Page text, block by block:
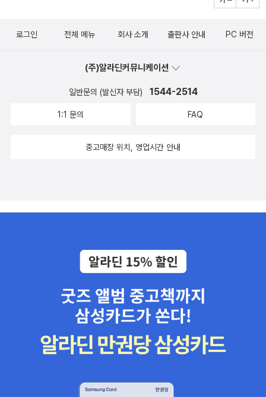
을 읽을때는 유태인의 시각에서 읽은것이 많았던것 같아요. 그런데
'책도둑'은 평화롭고 평범한 독일의 도시에서 나라의 정세에 따라 독
아요. 책을 끝내고 그 여운을 곱씹으면서, 영화를 찾아보았답니다.
먼저 읽고 영화를 봐서인지, 솔직히 영화보다 책이 훨씬 좋았답니다.
책을 읽을때는 웃고, 울어던 부분들이 영화에서는 못 느꼈기 때문인
라구요. 특히 제가 좋았던 부분들이 삭제되고, 영화적인 기법 때문에
는 생각이 들었습니다. 그때는 어쩜 책 초반이 좀 지루하다고 이야기
은 아닌데(영화만 따로 보았다면 괜찮은 영화가 되었을수도), 저는 영
화보다는 책이 훨씬 좋았어요. 특히 책과 영화가 달랐던 부분중에, 맥
스가 영화에서는 리젤에게 노트를 만들어 준 부분인데, 실제 리젤에
게 노트를 준 사람은 다른 사람이랍니다. 맥스는 리젤에게 빈 노트를
준것이 아니라 그 노트에 자신과 리젤의 이야기를 책으로 만들어 선
물했거든요. 제가 좋아하했던 부분인데 아무래도 영화에서 정해진 시
도 마치 밑에 글이 있는 상태에서 페이트를 질한 느낌을 잘 살린것 같
격이 더 저렴해서 외서 쪽으로 살짝. 표지 디자인만으로는 외서가 더
많은데 비해 이 책은 영어가 더 페이지가 많아요. 가격비슷, 페이지
더 재미있더군요. 외서 표지가 더 귀여운걸^^ 판타지 책이라 외서로
읽고 싶은데, 번역서가 반값 할인하고 있고 도서관에도 있어 살짝 고
로그인 전체 메뉴 회사 소개 출판사 안내 PC 버전
(주)알라딘커뮤니케이션
일반문의 (발신자 부담) 1544-2514
1:1 문의 FAQ
중고매장 위치, 영업시간 안내